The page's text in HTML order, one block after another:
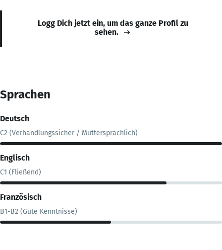
Logg Dich jetzt ein, um das ganze Profil zu
sehen.
Sprachen
Deutsch
C2 (Verhandlungssicher / Muttersprachlich)
Englisch
C1 (Fließend)
Französisch
B1-B2 (Gute Kenntnisse)